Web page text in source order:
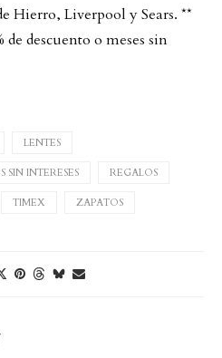
Hierro, Liverpool y Sears. **
descuento o meses sin
LENTES
SIN INTERESES REGALOS
TIMEX ZAPATOS